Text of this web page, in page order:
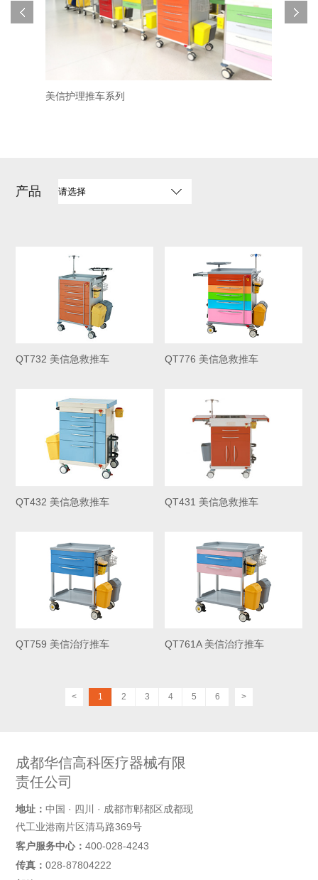
美信护理推车系列
产品
QT732 美信急救推车 QT776 美信急救推车
QT432 美信急救推车 QT431 美信急救推车
QT759 美信治疗推车 QT761A 美信治疗推车
< 1 2 3 4 5 6 >
成都华信高科医疗器械有限
责任公司
地址：中国 · 四川 · 成都市郫都区成都现
代工业港南片区清马路369号
客户服务中心：400-028-4243
传真：028-87804222